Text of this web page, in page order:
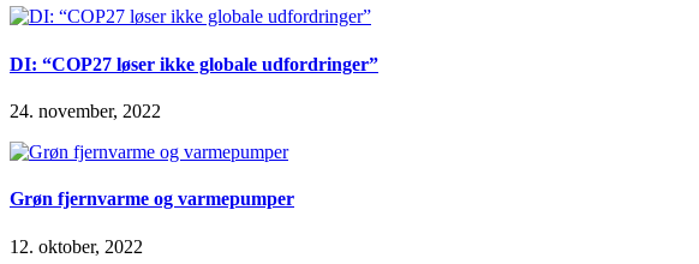
DI: “COP27 løser ikke globale udfordringer”
24. november, 2022
Grøn fjernvarme og varmepumper
12. oktober, 2022